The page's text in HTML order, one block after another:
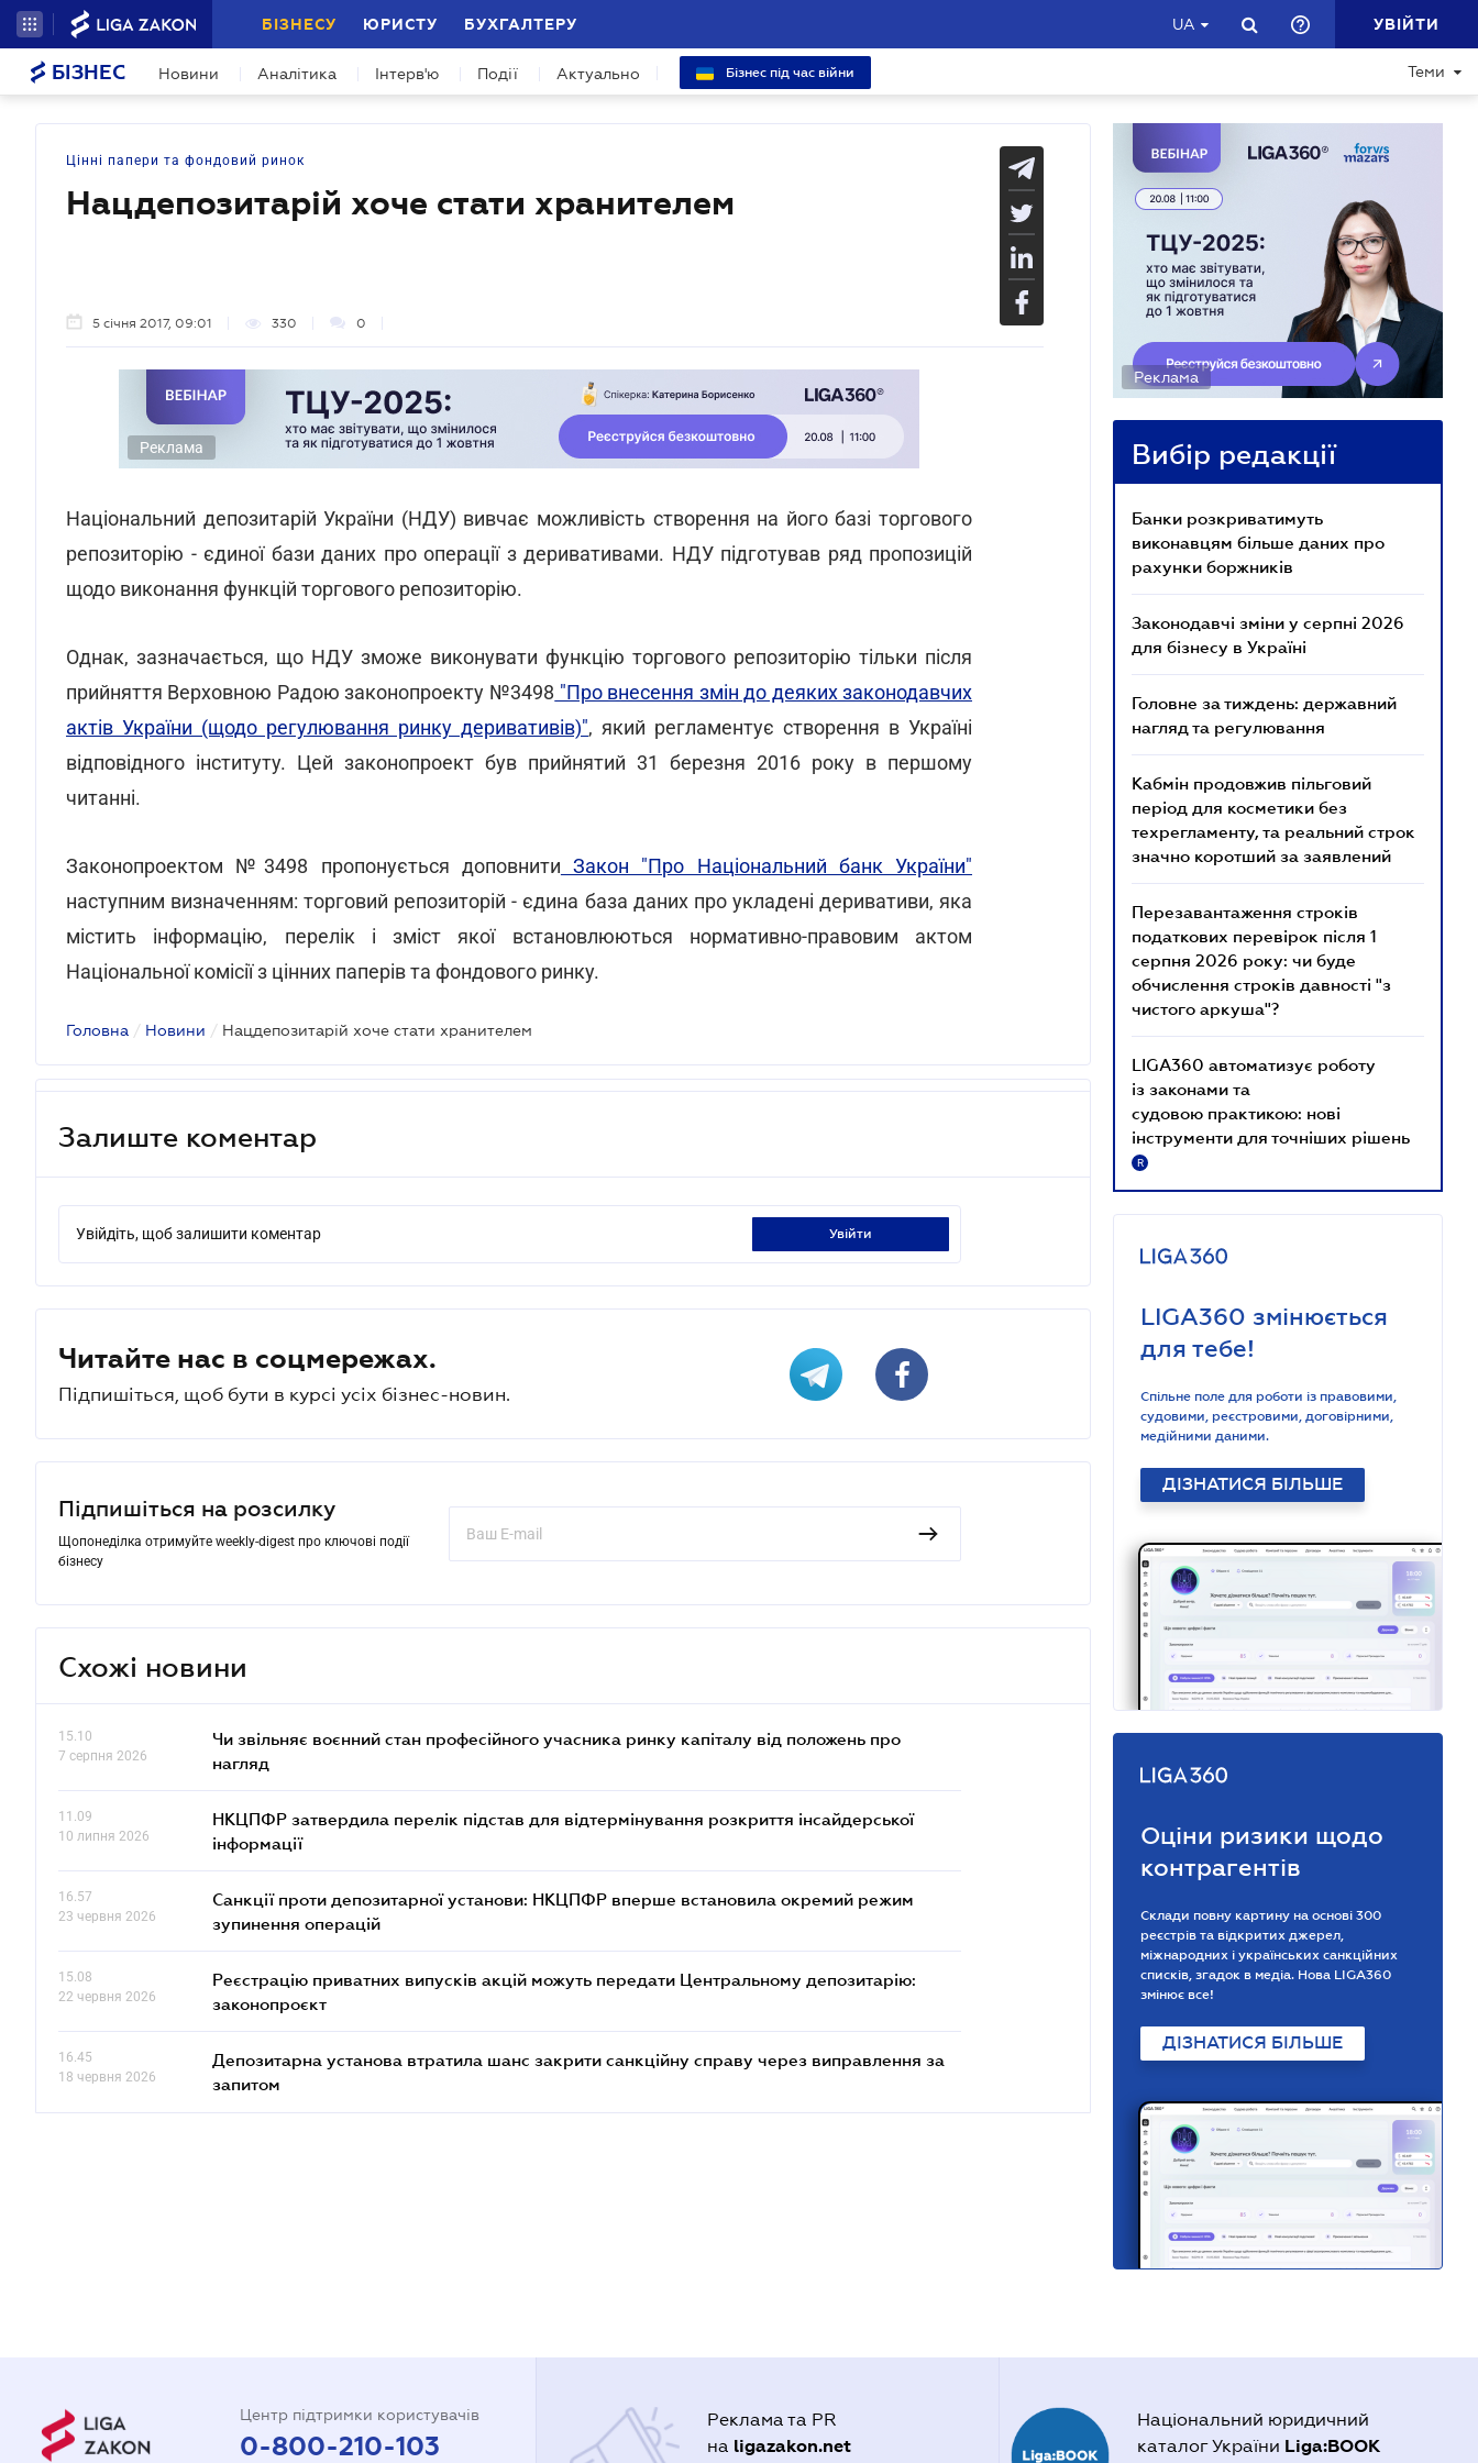
БІЗНЕСУ ЮРИСТУ БУХГАЛТЕРУ UA УВІЙТИ
БІЗНЕС Новини Аналітика Інтерв'ю Події Актуально Бізнес під час війни Теми
Цінні папери та фондовий ринок
Нацдепозитарій хоче стати хранителем
5 січня 2017, 09:01 330 0
Реклама
Національний депозитарій України (НДУ) вивчає можливість створення на його базі торгового
репозиторію - єдиної бази даних про операції з деривативами. НДУ підготував ряд пропозицій
щодо виконання функцій торгового репозиторію.
Однак, зазначається, що НДУ зможе виконувати функцію торгового репозиторію тільки після
прийняття Верховною Радою законопроекту №3498 "Про внесення змін до деяких законодавчих
актів України (щодо регулювання ринку деривативів)", який регламентує створення в Україні
відповідного інституту. Цей законопроект був прийнятий 31 березня 2016 року в першому
читанні.
Законопроектом №3498 пропонується доповнити Закон "Про Національний банк України"
наступним визначенням: торговий репозиторій - єдина база даних про укладені деривативи, яка
містить інформацію, перелік і зміст якої встановлюються нормативно-правовим актом
Національної комісії з цінних паперів та фондового ринку.
Головна / Новини / Нацдепозитарій хоче стати хранителем
Залиште коментар
Увійдіть, щоб залишити коментар увійти
Читайте нас в соцмережах.
Підпишіться, щоб бути в курсі усіх бізнес-новин.
Підпишіться на розсилку
Щопонеділка отримуйте weekly-digest про ключові події
бізнесу
Схожі новини
15.10
7 серпня 2026
Чи звільняє воєнний стан професійного учасника ринку капіталу від положень про
нагляд
11.09
10 липня 2026
НКЦПФР затвердила перелік підстав для відтермінування розкриття інсайдерської
інформації
16.57
23 червня 2026
Санкції проти депозитарної установи: НКЦПФР вперше встановила окремий режим
зупинення операцій
15.08
22 червня 2026
Реєстрацію приватних випусків акцій можуть передати Центральному депозитарію:
законопроєкт
16.45
18 червня 2026
Депозитарна установа втратила шанс закрити санкційну справу через виправлення за
запитом
Реклама
Вибір редакції
Банки розкриватимуть
виконавцям більше даних про
рахунки боржників
Законодавчі зміни у серпні 2026
для бізнесу в Україні
Головне за тиждень: державний
нагляд та регулювання
Кабмін продовжив пільговий
період для косметики без
техрегламенту, та реальний строк
значно коротший за заявлений
Перезавантаження строків
податкових перевірок після 1
серпня 2026 року: чи буде
обчислення строків давності "з
чистого аркуша"?
LIGA360 автоматизує роботу
із законами та
судовою практикою: нові
інструменти для точніших рішень
R
LIGA360 змінюється
для тебе!
Спільне поле для роботи із правовими,
судовими, реєстровими, договірними,
медійними даними.
ДІЗНАТИСЯ БІЛЬШЕ
Оціни ризики щодо
контрагентів
Склади повну картину на основі 300
реєстрів та відкритих джерел,
міжнародних і українських санкційних
списків, згадок в медіа. Нова LIGA360
змінює все!
ДІЗНАТИСЯ БІЛЬШЕ
Центр підтримки користувачів
0-800-210-103
Реклама та PR
на ligazakon.net
Національний юридичний
каталог України Liga:BOOK